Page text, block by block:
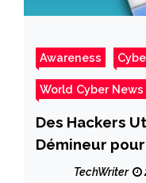
Awareness
World Cyber News
Des Hackers
Démineur
PhishingTechWriter